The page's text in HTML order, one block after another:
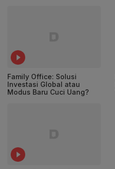
Family Office: Solusi
Investasi Global atau
Modus Baru Cuci Uang?